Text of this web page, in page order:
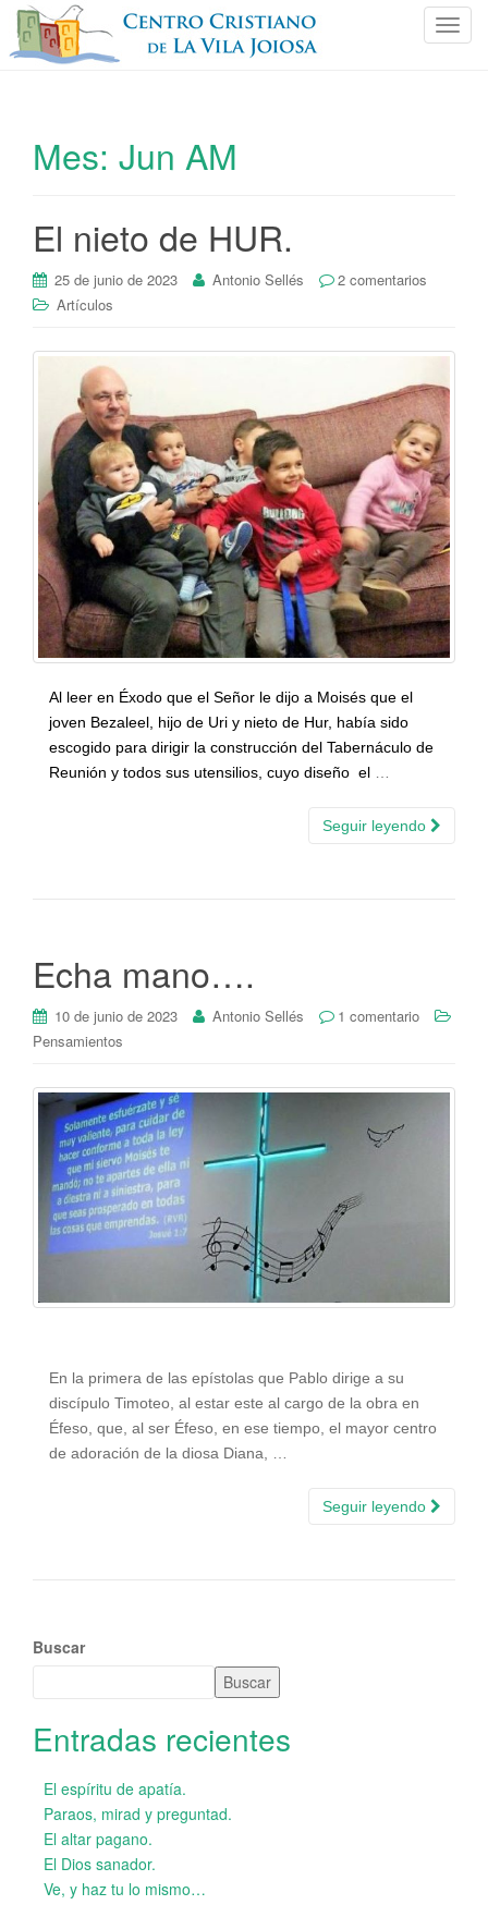
C
c
ó
Mes: Jun AM
El nieto de HUR.
25 de junio de 2023 Antonio Sellés
2 comentarios
Artículos
Al leer en Éxodo que el Señor le dijo a Moisés que el
joven Bezaleel, hijo de Uri y nieto de Hur, había sido
escogido para dirigir la construcción del Tabernáculo de
Reunión y todos sus utensilios, cuyo diseño el
Seguir leyendo
Echa mano….
10 de junio de 2023 Antonio Sellés
1 comentario
Pensamientos
En la primera de las epístolas que Pablo dirige a su
discípulo Timoteo, al estar este al cargo de la obra en
Éfeso, que, al ser Éfeso, en ese tiempo, el mayor centro
de adoración de la diosa Diana, …
Seguir leyendo
Buscar
Buscar
Entradas recientes
El espíritu de apatía.
Paraos, mirad y preguntad.
El altar pagano.
El Dios sanador.
Ve, y haz tu lo mismo…